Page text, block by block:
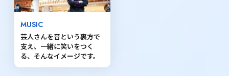
MUSIC
芸人さんを音という裏方で
支え、一緒に笑いをつく
る、そんなイメージです。